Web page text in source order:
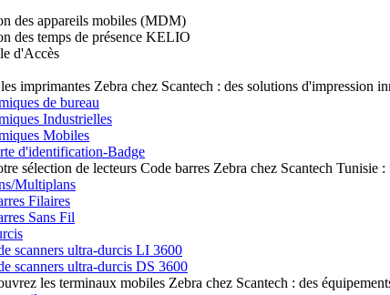
des appareils mobiles (MDM)
des temps de présence KELIO
d'Accès
imprimantes Zebra chez Scantech : des solutions d'impression
de bureau
Industrielles
Mobiles
d'identification-Badge
sélection de lecteurs Code barres Zebra chez Scantech
Multiplans
Filaires
Sans Fil
scanners ultra-durcis LI 3600
scanners ultra-durcis DS 3600
les terminaux mobiles Zebra chez Scantech : des